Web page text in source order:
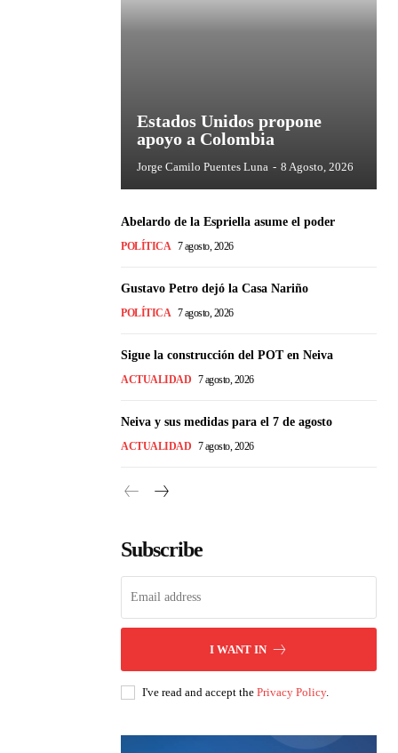
Estados Unidos propone
apoyo a Colombia
Jorge Camilo Puentes Luna - 8 Agosto, 2026
Abelardo de la Espriella asume el poder
POLÍTICA 7 agosto, 2026
Gustavo Petro dejó la Casa Nariño
POLÍTICA 7 agosto, 2026
Sigue la construcción del POT en Neiva
ACTUALIDAD 7 agosto, 2026
Neiva y sus medidas para el 7 de agosto
ACTUALIDAD 7 agosto, 2026
Subscribe
I WANT IN
I've read and accept the Privacy Policy.